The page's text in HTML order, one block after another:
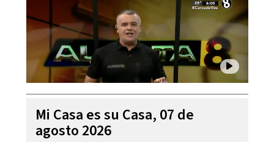
Mi Casa es su Casa, 07 de
agosto 2026